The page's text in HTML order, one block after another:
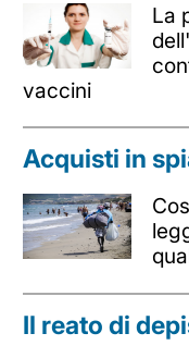
La
vaccini
Acquisti in
Il reato di